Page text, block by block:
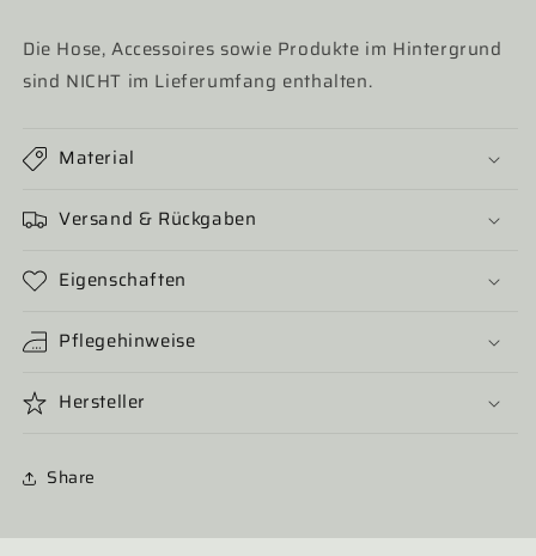
Die Hose, Accessoires sowie Produkte im Hintergrund
sind NICHT im Lieferumfang enthalten.
Material
Versand & Rückgaben
Eigenschaften
Pflegehinweise
Hersteller
Share